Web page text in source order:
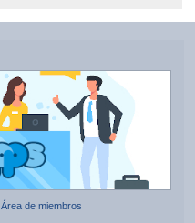
Área de miembros